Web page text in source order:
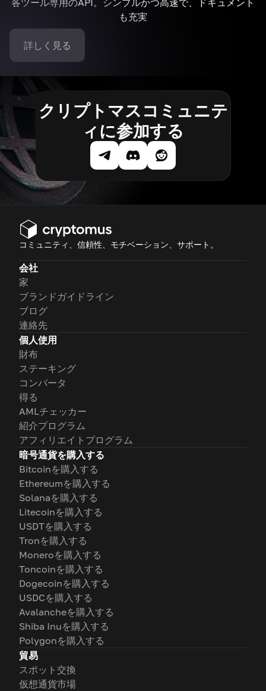
各ツール専用のAPI。シンプルかつ高速で、ドキュメント
も充実
詳しく見る
クリプトマスコミュニテ
ィに参加する
コミュニティ、信頼性、モチベーション、サポート。
会社
家
ブランドガイドライン
ブログ
連絡先
個人使用
財布
ステーキング
コンバータ
得る
AMLチェッカー
紹介プログラム
アフィリエイトプログラム
暗号通貨を購入する
Bitcoinを購入する
Ethereumを購入する
Solanaを購入する
Litecoinを購入する
USDTを購入する
Tronを購入する
Moneroを購入する
Toncoinを購入する
Dogecoinを購入する
USDCを購入する
Avalancheを購入する
Shiba Inuを購入する
Polygonを購入する
貿易
スポット交換
仮想通貨市場